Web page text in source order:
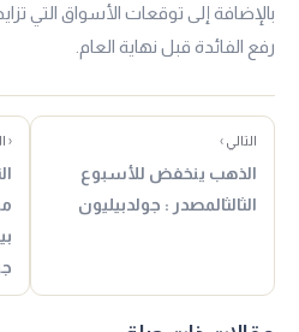
بالإضافة إلى توقعات الأسواق التي
رفع الفائدة قبل نهاية العام.
التالي ›
الذهب ينخفض للأسبوع
الثالثالمصدر : جولدبيليون
‹